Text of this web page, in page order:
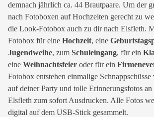
demnach jährlich ca. 44 Brautpaare. Um der
nach Fotoboxen auf Hochzeiten gerecht zu
die Look-Fotobox auch zu dir nach Elsfleth.
Fotobox für eine Hochzeit, eine
Jugendweihe, zum Schuleingang, für ein
eine Weihnachtsfeier oder für ein
Fotobox entstehen einmalige Schnappschüsse
auf deiner Party und tolle Erinnerungsfotos an
Elsfleth zum sofort Ausdrucken. Alle Fotos
digital auf dem USB-Stick gesammelt.